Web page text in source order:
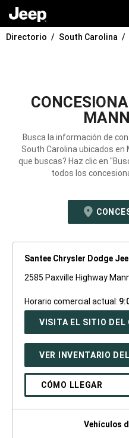
Directorio South Carolina
Busca la información de
South Carolina ubicados en
que buscas? Haz clic en
todos los
Santee Chrysler Dodge
2585 Paxville Highway
Horario comercial actual:
VISITA EL SITIO DEL
VER INVENTARIO
CÓMO LLEGAR
Vehículos